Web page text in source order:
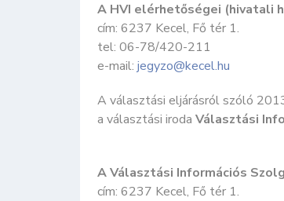
A HVI elérhetőségei (hivatali
cím: 6237 Kecel, Fő tér 1.
tel: 06-78/420-211
e-mail: jegyzo@kecel.hu
A választási eljárásról szóló
a választási iroda Választási
A Választási Információs
cím: 6237 Kecel, Fő tér 1.